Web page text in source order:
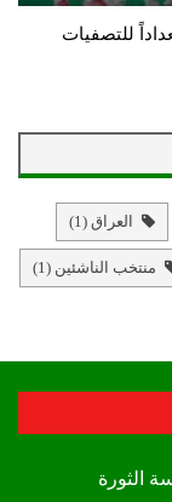
للتصفيات
العراق (1)
منتخب الناشئين (1)
الثورة